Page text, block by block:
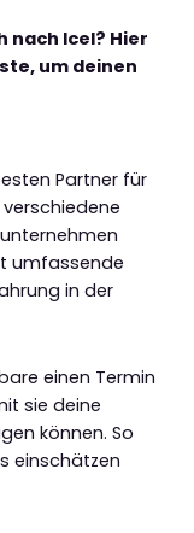
nach Icel? Hier
um deinen
Partner für
umfassende
in der
einen Termin
sie deine
können. So
einschätzen